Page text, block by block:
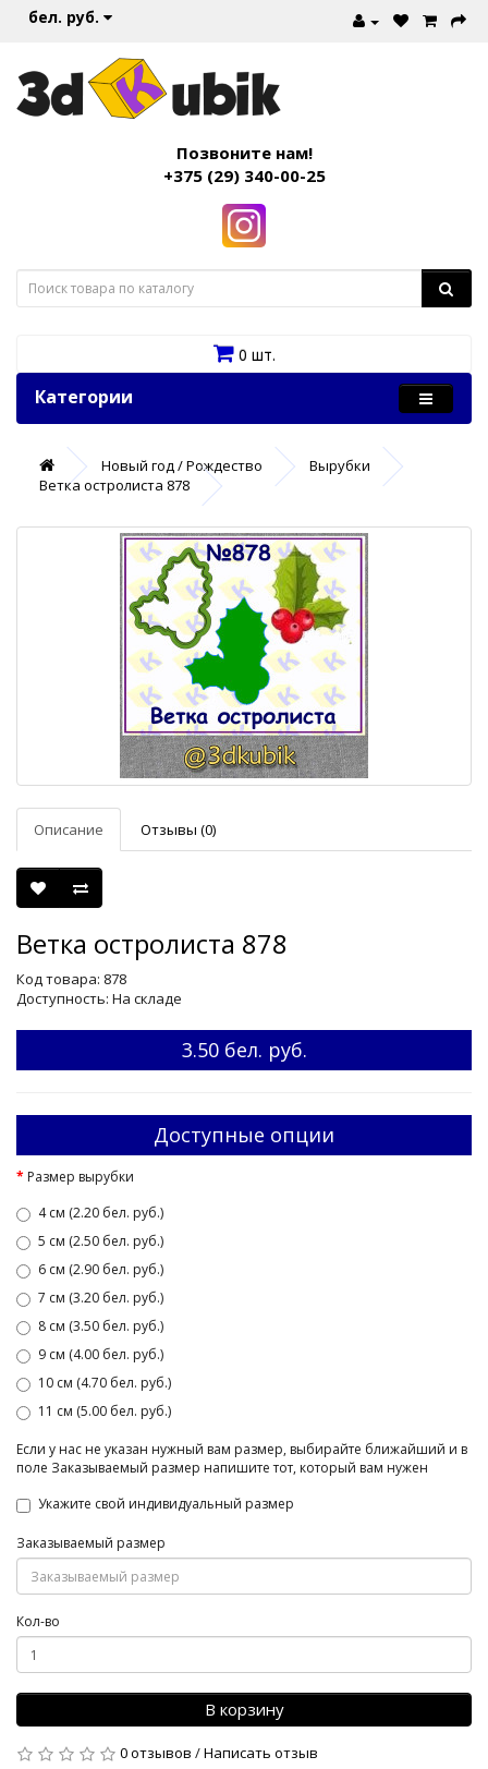
бел. руб.
Позвоните нам!
+375 (29) 340-00-25
0 шт.
Категории
Новый год / Рождество
Вырубки
Ветка остролиста 878
Описание Отзывы (0)
Ветка остролиста 878
Код товара: 878
Доступность: На складе
3.50 бел. руб.
Доступные опции
Размер вырубки
4 см (2.20 бел. руб.)
5 см (2.50 бел. руб.)
6 см (2.90 бел. руб.)
7 см (3.20 бел. руб.)
8 см (3.50 бел. руб.)
9 см (4.00 бел. руб.)
10 см (4.70 бел. руб.)
11 см (5.00 бел. руб.)
Если у нас не указан нужный вам размер, выбирайте ближайший и в
поле Заказываемый размер напишите тот, который вам нужен
Укажите свой индивидуальный размер
Заказываемый размер
Кол-во
В корзину
0 отзывов /Написать отзыв